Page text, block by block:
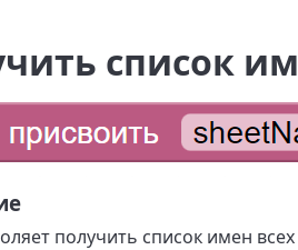
список
получить список имен